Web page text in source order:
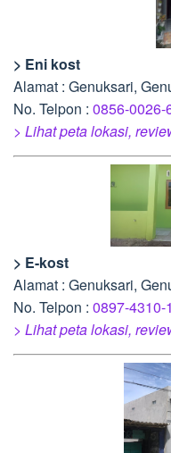
> Eni kost
Alamat : Genuksari,
No. Telpon : 0856-0026-
> Lihat peta lokasi,
> E-kost
Alamat : Genuksari,
No. Telpon : 0897-4310-
> Lihat peta lokasi,